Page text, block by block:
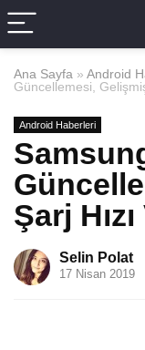
Ana Sayfa » Android
Güncellemesi,
Android Haberleri
Şarj
Selin Polat
17 Nisan 2019